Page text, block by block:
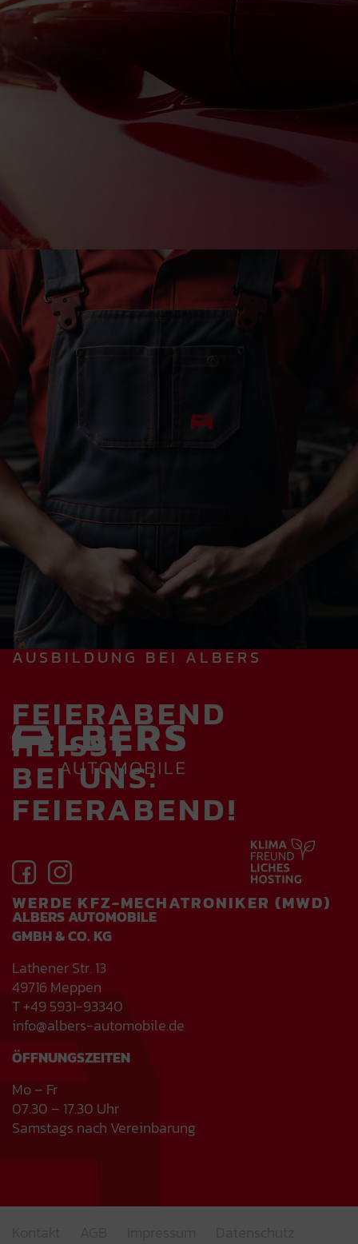
FAHRZEUGMARKT
AKTUELLE
FAHRZEUGE
ZEIGEN
AUSBILDUNG BEI ALBERS
FEIERABEND
HEISST
BEI UNS:
FEIERABEND!
WERDE KFZ-MECHATRONIKER (MWD)
ALBERS AUTOMOBILE
GMBH & CO. KG
Lathener Str. 13
49716 Meppen
T +49 5931-93340
info@albers-automobile.de
ÖFFNUNGSZEITEN
Mo – Fr
07.30 – 17.30 Uhr
Samstags nach Vereinbarung